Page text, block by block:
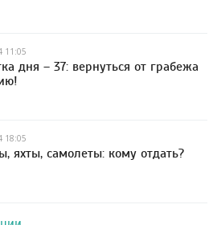
11:05
дня – 37: вернуться от грабежа
18:05
яхты, самолеты: кому отдать?